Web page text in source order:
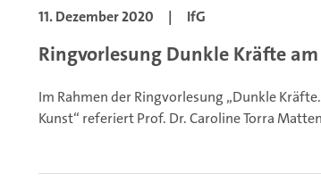
11. Dezember 2020 | IfG
Ringvorlesung Dunkle Kräfte am
Im Rahmen der Ringvorlesung „Dunkle
Kunst“ referiert Prof. Dr. Caroline Torra